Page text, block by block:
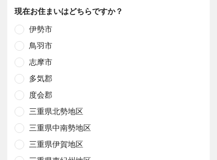
現在お住まいはどちらですか？
伊勢市
鳥羽市
志摩市
多気郡
度会郡
三重県北勢地区
三重県中南勢地区
三重県伊賀地区